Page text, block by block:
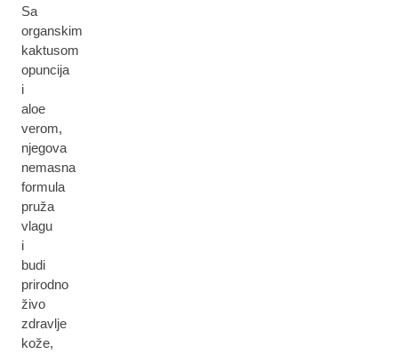
Sa
organskim
kaktusom
opuncija
i
aloe
verom,
njegova
nemasna
formula
pruža
vlagu
i
budi
prirodno
živo
zdravlje
kože,